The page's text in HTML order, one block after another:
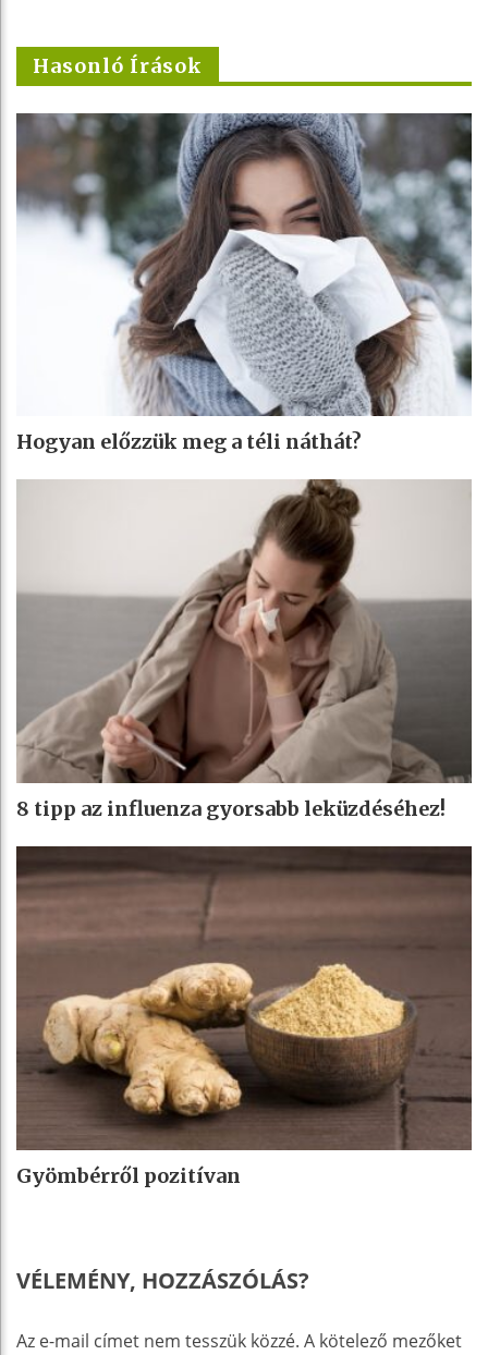
Hasonló Írások
Hogyan előzzük meg a téli náthát?
8 tipp az influenza gyorsabb leküzdéséhez!
Gyömbérről pozitívan
VÉLEMÉNY, HOZZÁSZÓLÁS?
Az e-mail címet nem tesszük közzé. A kötelező mezőket